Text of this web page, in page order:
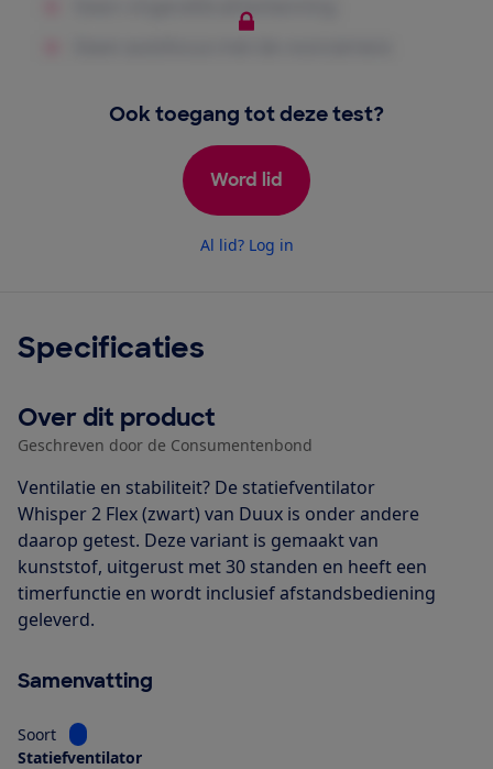
Ook toegang tot deze test?
Word lid
Al lid? Log in
Specificaties
Over dit product
Geschreven door de Consumentenbond
Ventilatie en stabiliteit? De statiefventilator
Whisper 2 Flex (zwart) van Duux is onder andere
daarop getest. Deze variant is gemaakt van
kunststof, uitgerust met 30 standen en heeft een
timerfunctie en wordt inclusief afstandsbediening
geleverd.
Samenvatting
Soort
Bekijk informatie voor Soort
Statiefventilator